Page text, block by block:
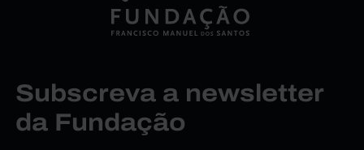
Subscreva a newsletter
da Fundação